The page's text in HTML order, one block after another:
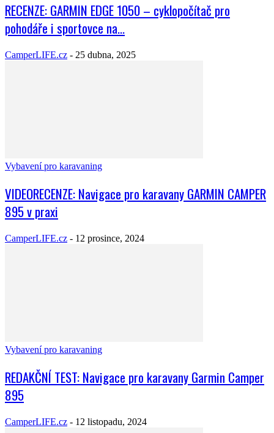
RECENZE: GARMIN EDGE 1050 – cyklopočítač pro
pohodáře i sportovce na...
CamperLIFE.cz - 25 dubna, 2025
Vybavení pro karavaning
VIDEORECENZE: Navigace pro karavany GARMIN CAMPER
895 v praxi
CamperLIFE.cz - 12 prosince, 2024
Vybavení pro karavaning
REDAKČNÍ TEST: Navigace pro karavany Garmin Camper
895
CamperLIFE.cz - 12 listopadu, 2024